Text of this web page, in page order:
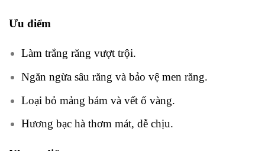
Ưu điểm
Làm trắng răng vượt trội.
Ngăn ngừa sâu răng và bảo vệ men răng.
Loại bỏ mảng bám và vết ố vàng.
Hương bạc hà thơm mát, dễ chịu.